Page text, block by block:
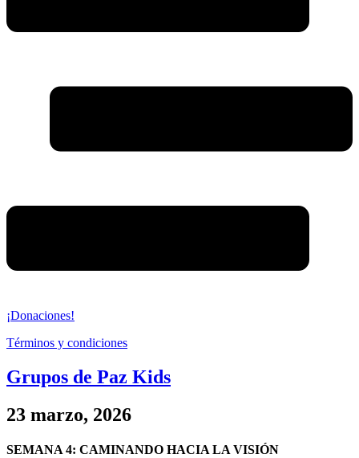
¡Donaciones!
Términos y condiciones
Grupos de Paz Kids
23 marzo, 2026
SEMANA 4: CAMINANDO HACIA LA VISIÓN